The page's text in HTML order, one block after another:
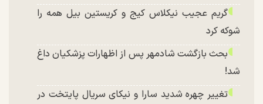
گریم عجیب نیکلاس کیج و کریستین بیل همه را
شوکه کرد
بحث بازگشت شادمهر پس از اظهارات پزشکیان داغ
شد!
تغییر چهره شدید سارا و نیکای سریال پایتخت در